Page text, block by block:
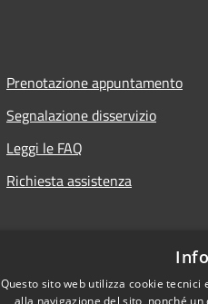
Prenotazione appuntamento
Segnalazione disservizio
Leggi le FAQ
Richiesta assistenza
Questo sito web utilizza cookie
alla navigazione del sito, nonché